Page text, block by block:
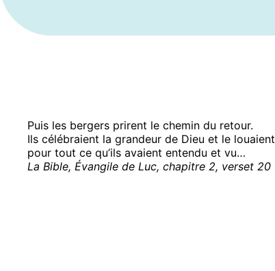
Puis les bergers prirent le chemin du retour.
Ils célébraient la grandeur de Dieu et le louaient
pour tout ce qu’ils avaient entendu et vu…
La Bible, Évangile de Luc, chapitre 2, verset 20